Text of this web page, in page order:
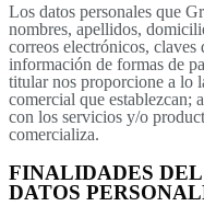
Aeroespacial
Innovación
No Result
Los datos personales que
nombres, apellidos,
correos electrónicos,
información de formas de
titular nos proporcione a lo
comercial que establezcan;
con los servicios y/o
comercializa.
FINALIDADES
DATOS